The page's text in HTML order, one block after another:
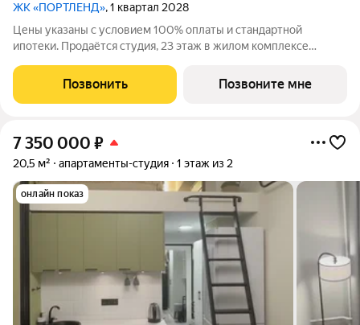
ЖК «ПОРТЛЕНД», 1 квартал 2028
Цены указаны с условием 100% оплаты и стандартной
ипотеки. Продаётся студия, 23 этаж в жилом комплексе
расположен на берегу Москвы-реки в северной части района
Печатники в акватории Южного речного порта.
Позвонить Позвоните мне
7 350 000 ₽
20,5 м² апартаменты-студия 1 этаж из 2
онлайн показ